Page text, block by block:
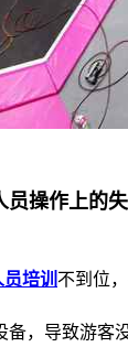
员操作上的
培训 不到位
备，导致游客